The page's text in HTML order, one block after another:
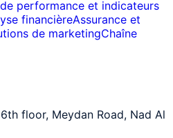
performance et indicateurs
financièreAssurance et
de marketingChaîne
floor, Meydan Road, Nad Al